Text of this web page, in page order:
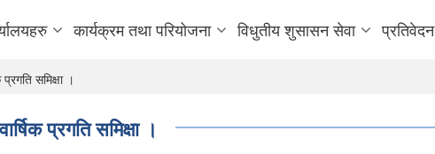
कार्यक्रम तथा परियोजना विधुतीय शुसासन सेवा प्रतिवेदन
समिक्षा ।
प्रगति समिक्षा ।